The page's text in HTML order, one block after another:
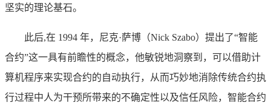
坚实的理论基石。
此后,在 1994 年，尼克·萨博（Nick Szabo）提出了“智能
合约”这一具有前瞻性的概念，他敏锐地洞察到，可以借助计
算机程序来实现合约的自动执行，从而巧妙地消除传统合约执
行过程中人为干预所带来的不确定性以及信任风险，智能合约